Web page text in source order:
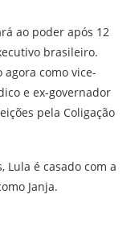
ao poder após 12
brasileiro.
agora como vice-
e ex-governador
pela Coligação
Lula é casado com a
Janja.